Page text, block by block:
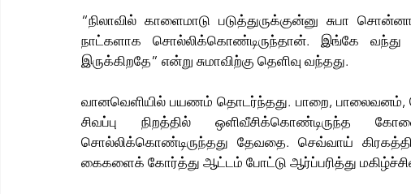
“நிலாவில் காளைமாடு படுத்துருக்குன்னு சுபா
நாட்களாக சொல்லிக்கொண்டிருந்தான். இங்கே வந்து
இருக்கிறதே” என்று சுமாவிற்கு தெளிவு வந்தது.
வானவெளியில் பயணம் தொடர்ந்தது. பாறை, பாலைவனம்,
சிவப்பு நிறத்தில் ஒளிவீசிக்கொண்டிருந்த
சொல்லிக்கொண்டிருந்தது தேவதை. செவ்வாய்
கைகளைக் கோர்த்து ஆட்டம் போட்டு ஆர்ப்பரித்து